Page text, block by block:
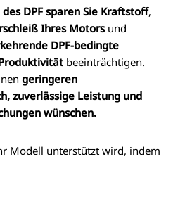
DPF sparen Sie Kraftstoff,
Ihres Motorsund
DPF-bedingte
beeinträchtigen.
geringeren
zuverlässige Leistung und
wünschen.
Modell unterstützt wird, indem